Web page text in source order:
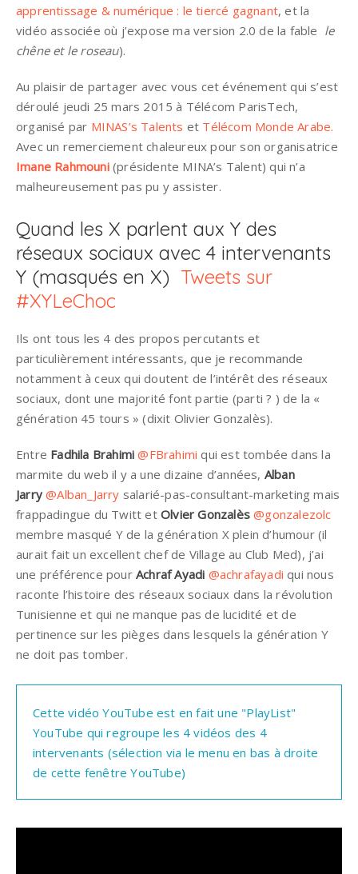
apprentissage & numérique : le tiercé gagnant, et la
vidéo associée où j’expose ma version 2.0 de la fable le
chêne et le roseau).
Au plaisir de partager avec vous cet événement qui s’est
déroulé jeudi 25 mars 2015 à Télécom ParisTech,
organisé par MINAS’s Talents et Télécom Monde Arabe.
Avec un remerciement chaleureux pour son organisatrice
Imane Rahmouni(présidente MINA’s Talent) qui n’a
malheureusement pas pu y assister.
Quand les X parlent aux Y des
réseaux sociaux avec 4 intervenants
Y (masqués en X) Tweets sur
#XYLeChoc
Ils ont tous les 4 des propos percutants et
particulièrement intéressants, que je recommande
notamment à ceux qui doutent de l’intérêt des réseaux
sociaux, dont une majorité font partie (parti ? ) de la «
génération 45 tours » (dixit Olivier Gonzalès).
Entre Fadhila Brahimi @FBrahimi qui est tombée dans la
marmite du web il y a une dizaine d’années, Alban
Jarry @Alban_Jarry salarié-pas-consultant-marketing mais
frappadingue du Twitt et Olvier Gonzalès @gonzalezolc
membre masqué Y de la génération X plein d’humour (il
aurait fait un excellent chef de Village au Club Med), j’ai
une préférence pour Achraf Ayadi @achrafayadi qui nous
raconte l’histoire des réseaux sociaux dans la révolution
Tunisienne et qui ne manque pas de lucidité et de
pertinence sur les pièges dans lesquels la génération Y
ne doit pas tomber.
Cette vidéo YouTube est en fait une "PlayList"
YouTube qui regroupe les 4 vidéos des 4
intervenants (sélection via le menu en bas à droite
de cette fenêtre YouTube)